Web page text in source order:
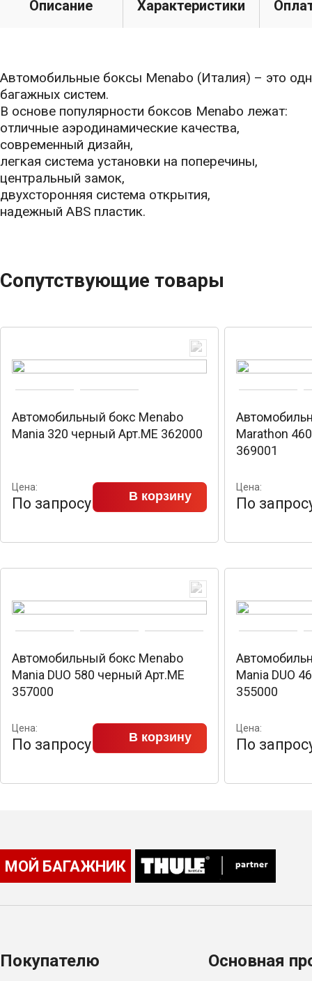
Описание Характеристики
Автомобильные боксы Menabo (Италия) – это
багажных систем.
В основе популярности боксов Menabo лежат:
отличные аэродинамические качества,
современный дизайн,
легкая система установки на поперечины,
центральный замок,
двухсторонняя система открытия,
надежный ABS пластик.
Сопутствующие товары
Автомобильный бокс Menabo
Mania 320 черный Арт.ME 362000
Цена:
По запросу В корзину
Marathon
369001
Цена:
По
Автомобильный бокс Menabo
Mania DUO 580 черный Арт.ME
357000
Цена:
По запросу В корзину
Mania DUO
355000
Цена:
По
МОЙ БАГАЖНИК
Покупателю Основная